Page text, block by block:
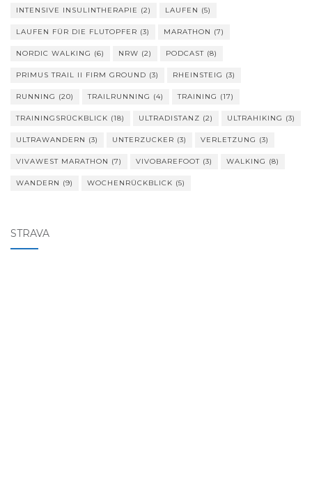
INTENSIVE INSULINTHERAPIE (2) LAUFEN (5)
LAUFEN FÜR DIE FLUTOPFER (3) MARATHON (7)
NORDIC WALKING (6) NRW (2) PODCAST (8)
PRIMUS TRAIL II FIRM GROUND (3) RHEINSTEIG (3)
RUNNING (20) TRAILRUNNING (4) TRAINING (17)
TRAININGSRÜCKBLICK (18) ULTRADISTANZ (2) ULTRAHIKING (3)
ULTRAWANDERN (3) UNTERZUCKER (3) VERLETZUNG (3)
VIVAWEST MARATHON (7) VIVOBAREFOOT (3) WALKING (8)
WANDERN (9) WOCHENRÜCKBLICK (5)
STRAVA